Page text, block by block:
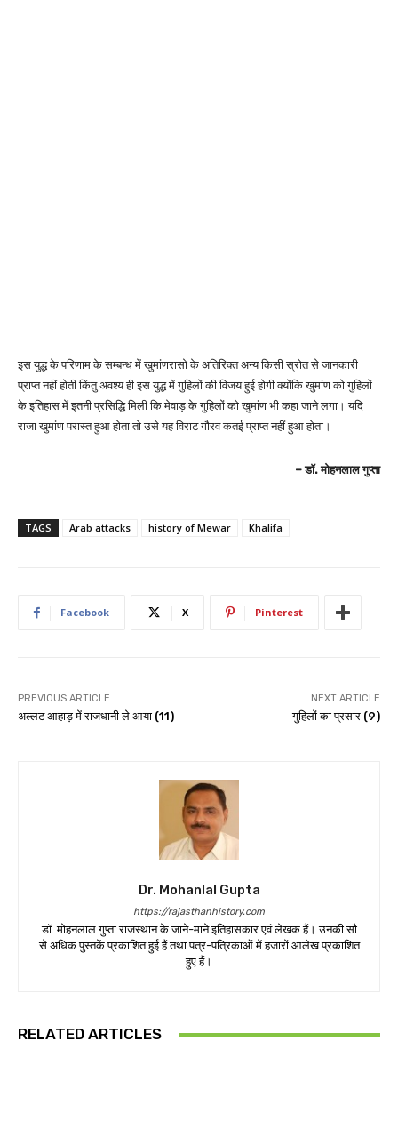
इस युद्ध के परिणाम के सम्बन्ध में खुमांणरासो के अतिरिक्त अन्य किसी स्रोत से जानकारी
प्राप्त नहीं होती किंतु अवश्य ही इस युद्ध में गुहिलों की विजय हुई होगी क्योंकि खुमांण को गुहिलों
के इतिहास में इतनी प्रसिद्धि मिली कि मेवाड़ के गुहिलों को खुमांण भी कहा जाने लगा। यदि
राजा खुमांण परास्त हुआ होता तो उसे यह विराट गौरव कतई प्राप्त नहीं हुआ होता।
– डॉ. मोहनलाल गुप्ता
TAGS Arab attacks history of Mewar Khalifa
Facebook X Pinterest
PREVIOUS ARTICLE
अल्लट आहाड़ में राजधानी ले आया (11)
NEXT ARTICLE
गुहिलों का प्रसार (9)
Dr. Mohanlal Gupta
https://rajasthanhistory.com
डॉ. मोहनलाल गुप्ता राजस्थान के जाने-माने इतिहासकार एवं लेखक हैं। उनकी सौ
से अधिक पुस्तकें प्रकाशित हुई हैं तथा पत्र-पत्रिकाओं में हजारों आलेख प्रकाशित
हुए हैं।
RELATED ARTICLES